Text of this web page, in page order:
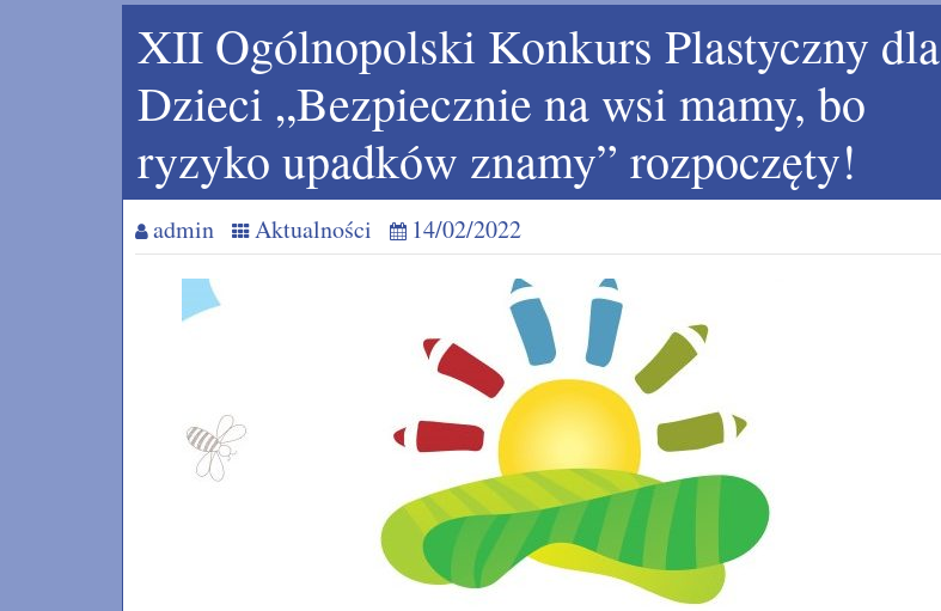
XII Ogólnopolski Konkurs Plastyczny dla
Dzieci „Bezpiecznie na wsi mamy, bo
ryzyko upadków znamy” rozpoczęty!
admin Aktualności 14/02/2022